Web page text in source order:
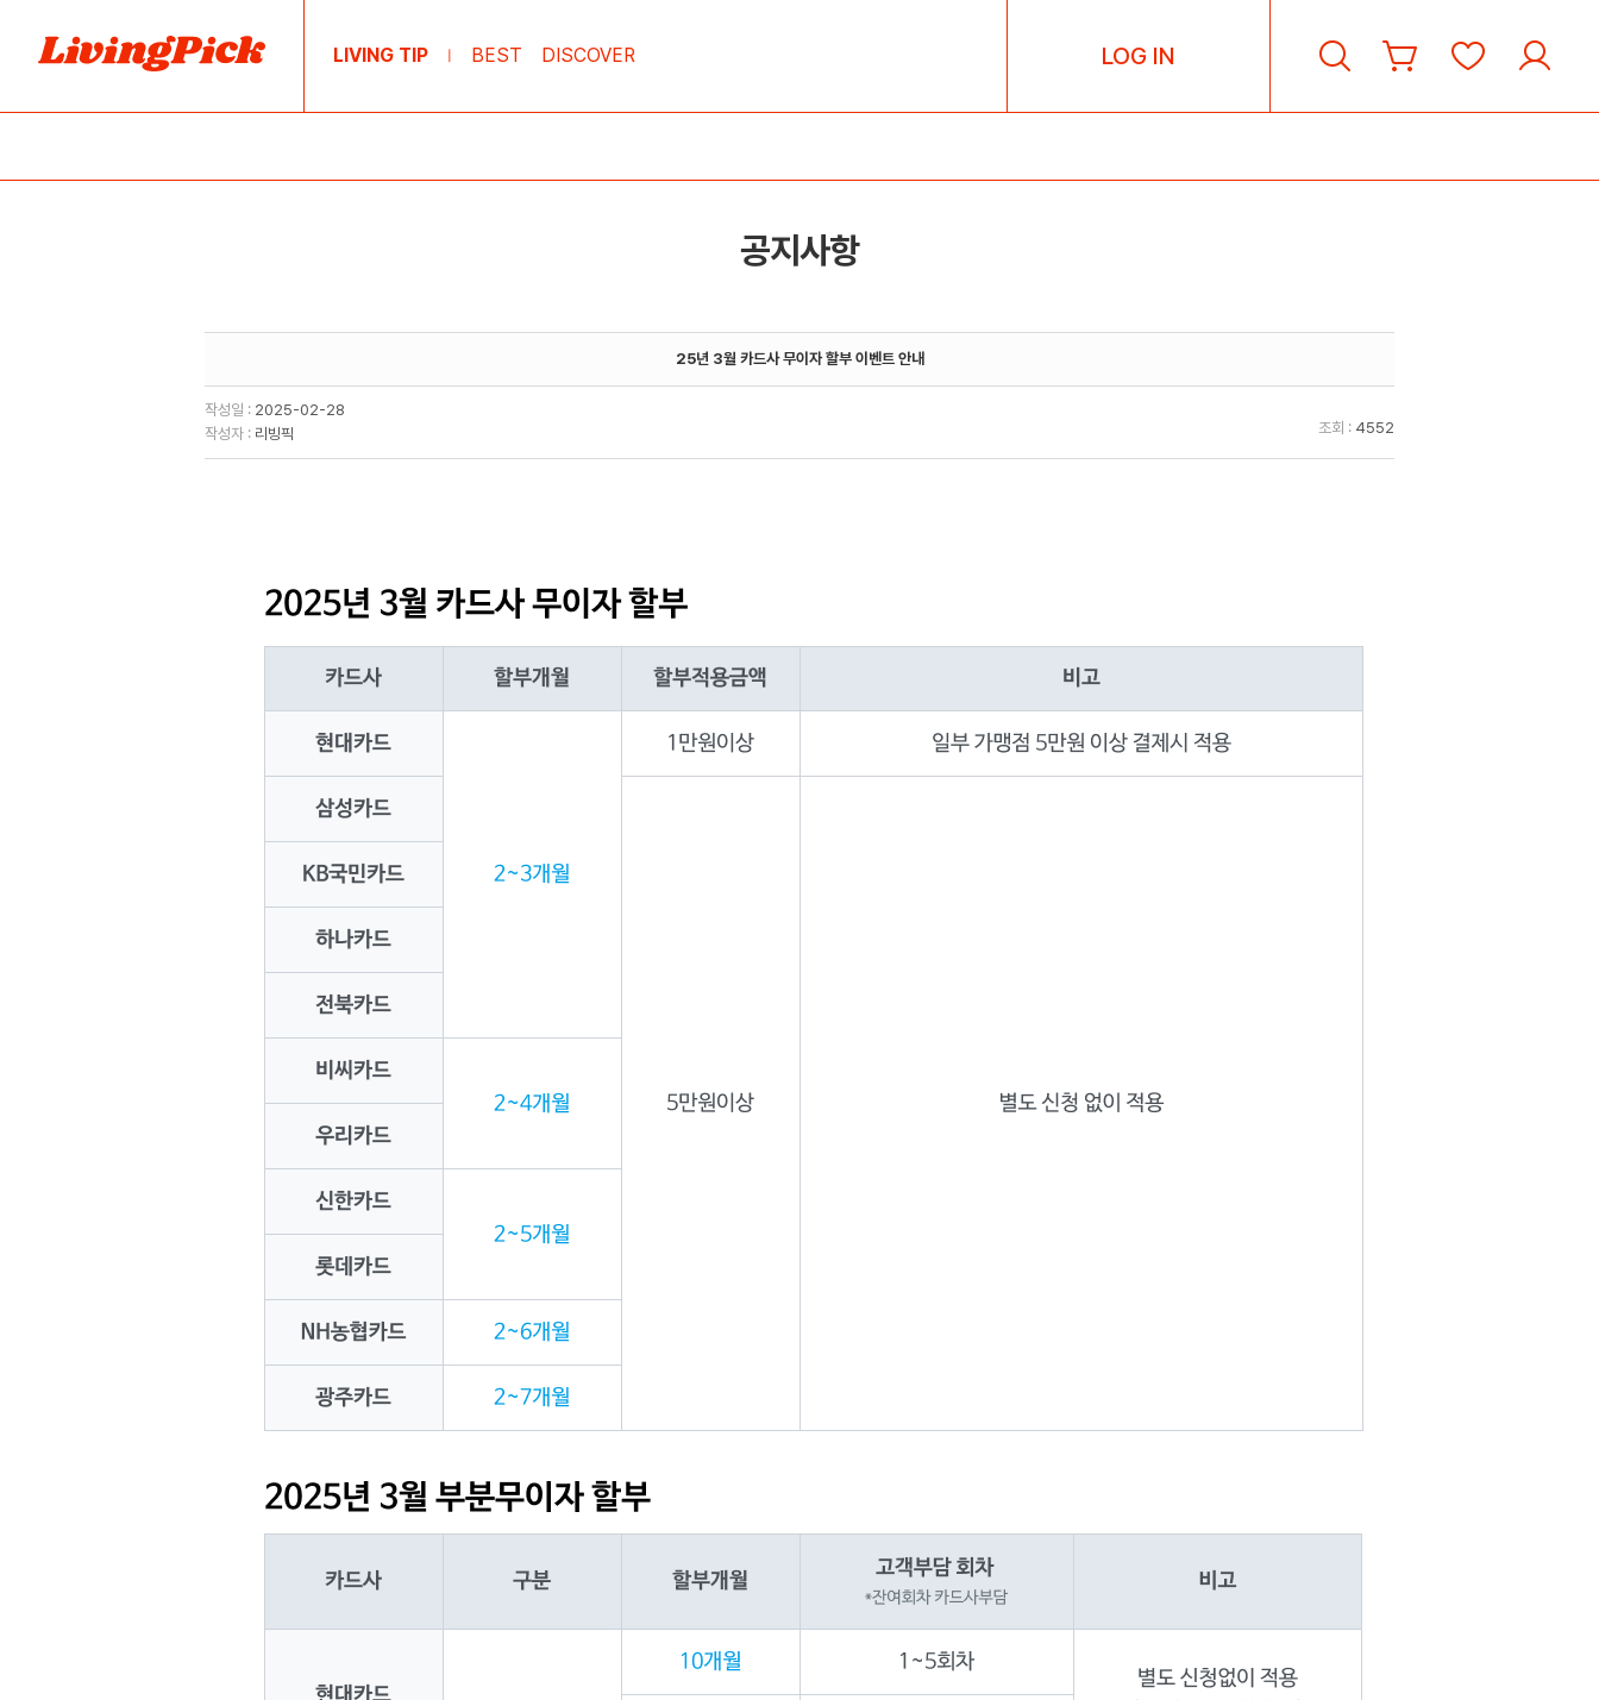
LIVING TIP | BEST DISCOVER LOG IN
공지사항
25년 3월 카드사 무이자 할부 이벤트 안내
작성일 : 2025-02-28
작성자 : 리빙픽 조회 : 4552